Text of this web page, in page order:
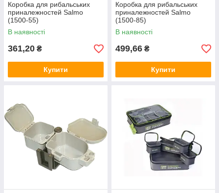
Коробка для рибальських
приналежностей Salmo
(1500-55)
В наявності
361,20 ₴
Купити
Коробка для рибальських
приналежностей Salmo
(1500-85)
В наявності
499,66 ₴
Купити